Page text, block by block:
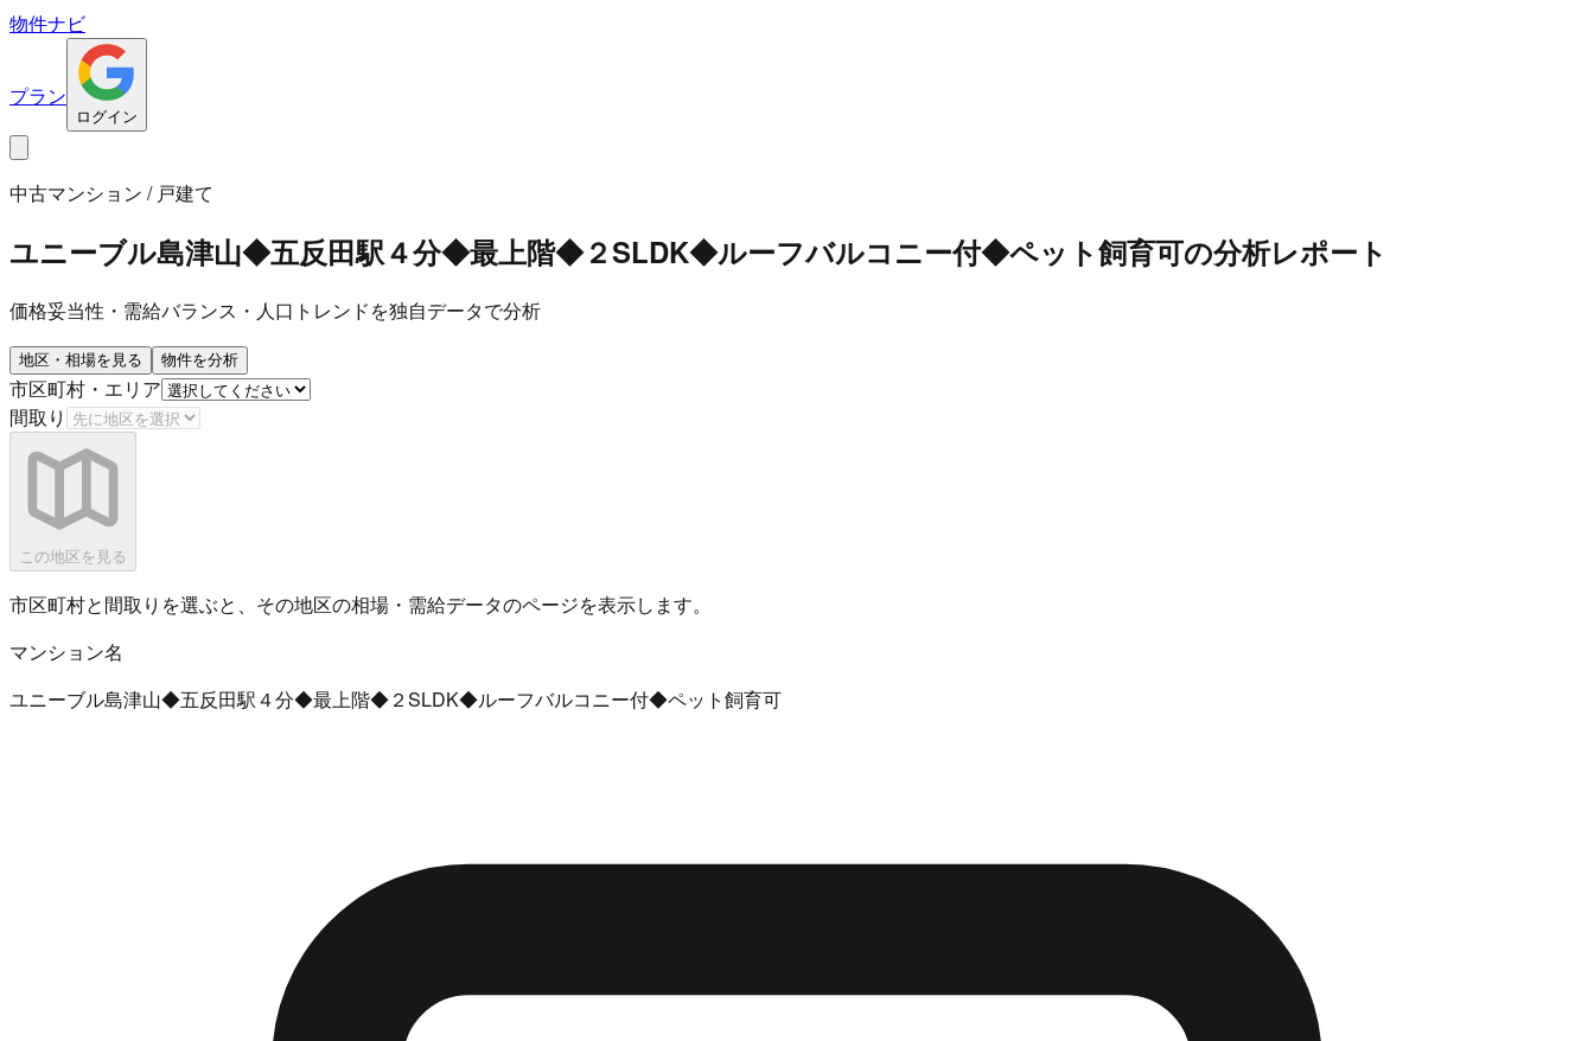
物件ナビ
プラン
ログイン
中古マンション / 戸建て
ユニーブル島津山◆五反田駅４分◆最上階◆２SLDK◆ルーフバルコニー付◆ペット飼育可の分析レポート
価格妥当性・需給バランス・人口トレンドを独自データで分析
地区・相場を見る 物件を分析
市区町村・エリア
間取り
この地区を見る
市区町村と間取りを選ぶと、その地区の相場・需給データのページを表示します。
マンション名
ユニーブル島津山◆五反田駅４分◆最上階◆２SLDK◆ルーフバルコニー付◆ペット飼育可